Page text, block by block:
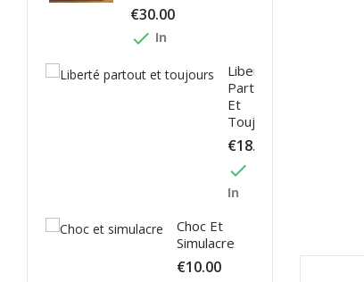
€30.00
done In
Liberté
Partout
Et
Toujours
€18.00
done
In
Choc Et
Simulacre
€10.00